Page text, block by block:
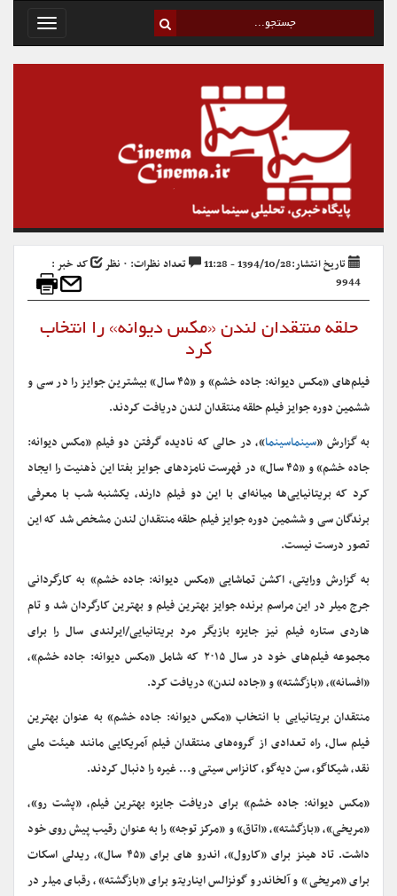
Toggle
تاریخ انتشار:1394/10/28 - 11:28 تعداد نظرات: ۰ نظر
کد خبر :
9944
حلقه منتقدان لندن «مکس دیوانه» را انتخاب
کرد
فیلم‌های «مکس دیوانه: جاده خشم» و «۴۵ سال» بیشترین جوایز را در سی و
ششمین دوره جوایز فیلم حلقه منتقدان لندن دریافت کردند.
به گزارش «سینماسینما»، در حالی که نادیده گرفتن دو فیلم «مکس دیوانه:
جاده خشم» و «۴۵ سال» در فهرست نامزد‌های جوایز بفتا این ذهنیت را ایجاد
کرد که بریتانیایی‌ها میانه‌ای با این دو فیلم دارند، یکشنبه شب با معرفی
برندگان سی و ششمین دوره جوایز فیلم حلقه منتقدان لندن مشخص شد که این
تصور درست نیست.
به گزارش ورایتی، اکشن تماشایی «مکس دیوانه: جاده خشم» به کارگردانی
جرج میلر در این مراسم برنده جوایز بهترین فیلم و بهترین کارگردان شد و تام
هاردی ستاره فیلم نیز جایزه بازیگر مرد بریتانیایی/ایرلندی سال را برای
مجموعه فیلم‌های خود در سال ۲۰۱۵ که شامل «مکس دیوانه: جاده خشم»،
«افسانه»، «بازگشته» و «جاده لندن» دریافت کرد.
منتقدان بریتانیایی با انتخاب «مکس دیوانه: جاده خشم» به عنوان بهترین
فیلم سال، راه تعدادی از گروه‌های منتقدان فیلم آمریکایی مانند هیئت ملی
نقد، شیکاگو، سن دیه‌گو، کانزاس سیتی و… غیره را دنبال کردند.
«مکس دیوانه: جاده خشم» برای دریافت جایزه بهترین فیلم، «پشت رو»،
«مریخی»، «بازگشته»، «اتاق» و «مرکز توجه» را به عنوان رقیب پیش روی خود
داشت. تاد هینز برای «کارول»، اندرو های برای «۴۵ سال»، ریدلی اسکات
برای «مریخی» و آلخاندرو گونزالس ایناریتو برای «بازگشته»، رقبای میلر در